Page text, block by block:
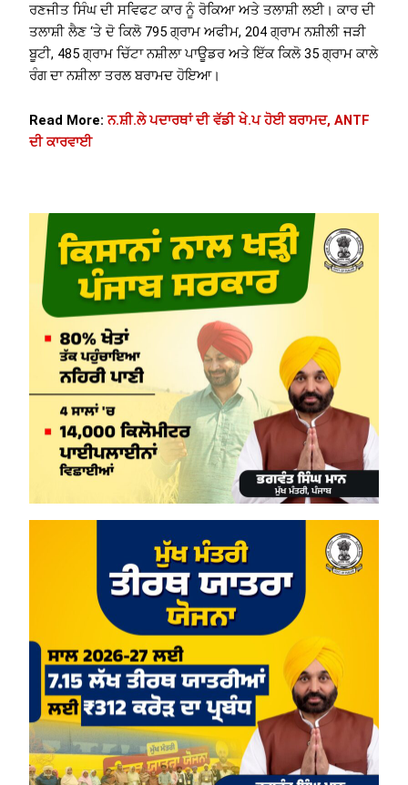
ਰਣਜੀਤ ਸਿੰਘ ਦੀ ਸਵਿਫਟ ਕਾਰ ਨੂੰ ਰੋਕਿਆ ਅਤੇ ਤਲਾਸ਼ੀ ਲਈ। ਕਾਰ ਦੀ
ਤਲਾਸ਼ੀ ਲੈਣ ‘ਤੇ ਦੋ ਕਿਲੋ 795 ਗ੍ਰਾਮ ਅਫੀਮ, 204 ਗ੍ਰਾਮ ਨਸ਼ੀਲੀ ਜੜੀ
ਬੂਟੀ, 485 ਗ੍ਰਾਮ ਚਿੱਟਾ ਨਸ਼ੀਲਾ ਪਾਊਡਰ ਅਤੇ ਇੱਕ ਕਿਲੋ 35 ਗ੍ਰਾਮ ਕਾਲੇ
ਰੰਗ ਦਾ ਨਸ਼ੀਲਾ ਤਰਲ ਬਰਾਮਦ ਹੋਇਆ।
Read More:ਨ.ਸ਼ੀ.ਲੇ ਪਦਾਰਥਾਂ ਦੀ ਵੱਡੀ ਖੇ.ਪ ਹੋਈ ਬਰਾਮਦ, ANTF
ਦੀ ਕਾਰਵਾਈ